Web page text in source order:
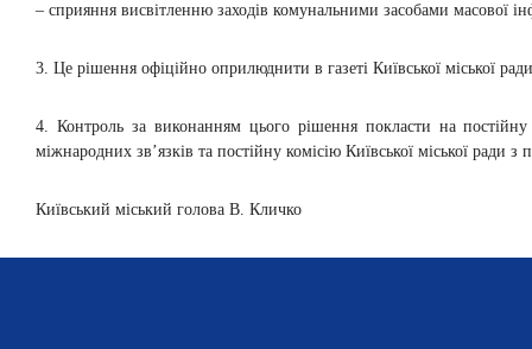
– сприяння висвітленню заходів комунальними засобами масової
3. Це рішення офіційно оприлюднити в газеті Київської міської
4. Контроль за виконанням цього рішення покласти на постійну
міжнародних зв’язків та постійну комісію Київської міської ради
Київський міський голова В. Кличко